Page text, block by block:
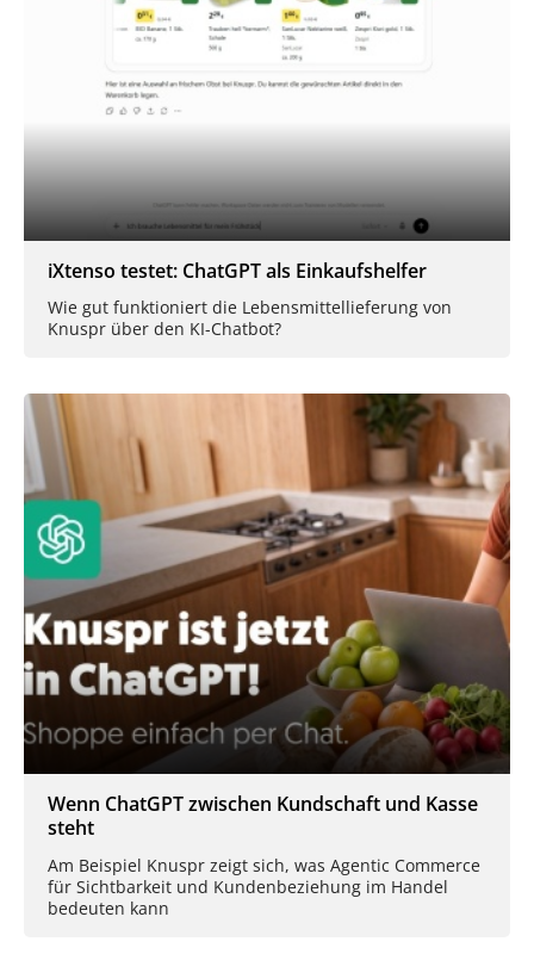
iXtenso testet: ChatGPT als Einkaufshelfer
Wie gut funktioniert die Lebensmittellieferung von
Knuspr über den KI-Chatbot?
Wenn ChatGPT zwischen Kundschaft und Kasse
steht
Am Beispiel Knuspr zeigt sich, was Agentic Commerce
für Sichtbarkeit und Kundenbeziehung im Handel
bedeuten kann